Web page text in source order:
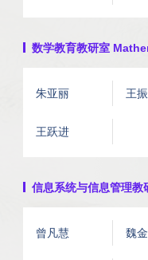
数学教育教研室
朱亚丽 王
王跃进
信息系统与信息管理
曾凡慧 魏